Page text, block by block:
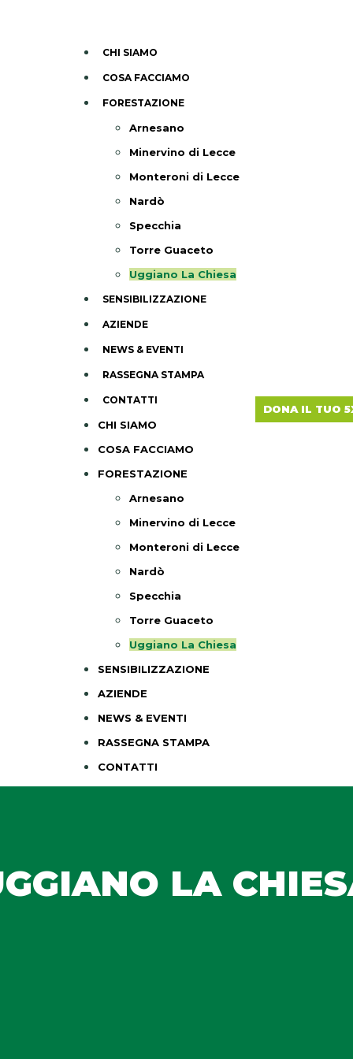
CHI SIAMO
COSA FACCIAMO
FORESTAZIONE
Arnesano
Minervino di Lecce
Monteroni di Lecce
Nardò
Specchia
Torre Guaceto
Uggiano La Chiesa
SENSIBILIZZAZIONE
AZIENDE
NEWS & EVENTI
RASSEGNA STAMPA
CONTATTI
CHI SIAMO
COSA FACCIAMO
FORESTAZIONE
Arnesano
Minervino di Lecce
Monteroni di Lecce
Nardò
Specchia
Torre Guaceto
Uggiano La Chiesa
SENSIBILIZZAZIONE
AZIENDE
NEWS & EVENTI
RASSEGNA STAMPA
CONTATTI
DONA IL TUO
LA